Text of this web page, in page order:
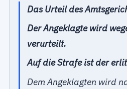
Das Urteil des
Der Angeklagte wird
verurteilt.
Auf die Strafe ist der
Dem Angeklagten wird